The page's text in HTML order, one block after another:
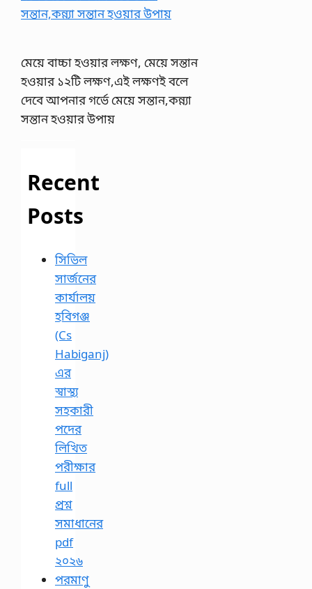
মেয়ে বাচ্চা হওয়ার লক্ষণ, মেয়ে সন্তান
হওয়ার ১২টি লক্ষণ,এই লক্ষণই বলে
দেবে আপনার গর্ভে মেয়ে সন্তান,কন্ন্যা
সন্তান হওয়ার উপায়
Recent
Posts
সিভিল
সার্জনের
কার্যালয়
হবিগঞ্জ
(Cs
Habiganj)
এর
স্বাস্থ্য
সহকারী
পদের
লিখিত
পরীক্ষার
full
প্রশ্ন
সমাধানের
pdf
২০২৬
পরমাণু